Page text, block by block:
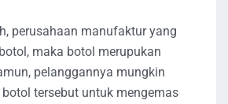
perusahaan manufaktur yang
maka botol merupukan
pelanggannya mungkin
tersebut untuk mengemas